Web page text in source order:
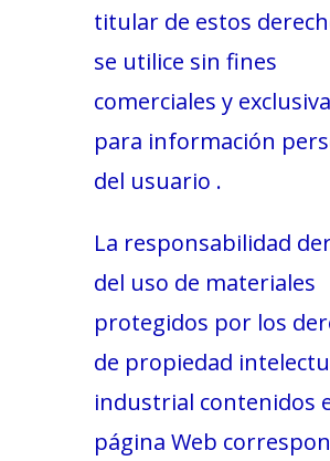
titular de estos
se utilice sin fines
comerciales y
para información
del usuario .
La responsabilidad
del uso de materiales
protegidos por los
de propiedad
industrial contenidos
página Web